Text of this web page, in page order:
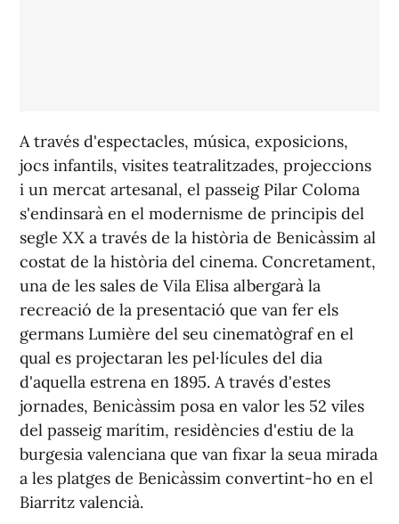
A través d'espectacles, música, exposicions,
jocs infantils, visites teatralitzades, projeccions
i un mercat artesanal, el passeig Pilar Coloma
s'endinsarà en el modernisme de principis del
segle XX a través de la història de Benicàssim al
costat de la història del cinema. Concretament,
una de les sales de Vila Elisa albergarà la
recreació de la presentació que van fer els
germans Lumière del seu cinematògraf en el
qual es projectaran les pel·lícules del dia
d'aquella estrena en 1895. A través d'estes
jornades, Benicàssim posa en valor les 52 viles
del passeig marítim, residències d'estiu de la
burgesia valenciana que van fixar la seua mirada
a les platges de Benicàssim convertint-ho en el
Biarritz valencià.